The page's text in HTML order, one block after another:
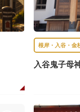
根岸・入谷・金
入谷鬼子母